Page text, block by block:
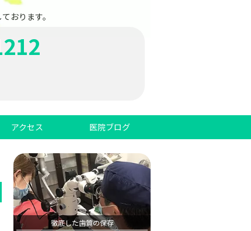
おります。
アクセス 医院ブログ
徹底した歯質の保存